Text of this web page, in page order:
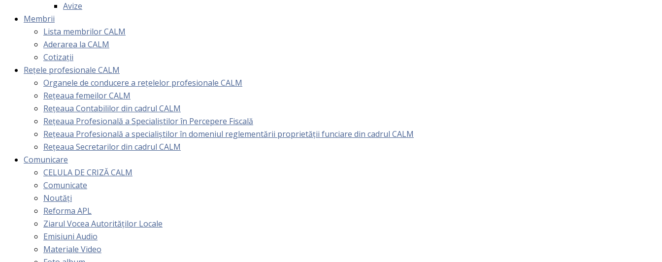
Avize
Membrii
Lista membrilor CALM
Aderarea la CALM
Cotizaţii
Rețele profesionale CALM
Organele de conducere a rețelelor profesionale CALM
Rețeaua femeilor CALM
Rețeaua Contabililor din cadrul CALM
Rețeaua Profesională a Specialiștilor în Percepere Fiscală
Reţeaua Profesională a specialiştilor în domeniul reglementării proprietăţii funciare din cadrul CALM
Rețeaua Secretarilor din cadrul CALM
Comunicare
CELULA DE CRIZĂ CALM
Comunicate
Noutăți
Reforma APL
Ziarul Vocea Autorităților Locale
Emisiuni Audio
Materiale Video